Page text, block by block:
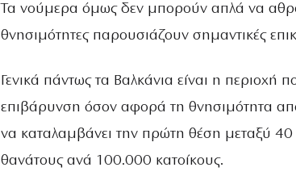
Τα νούμερα όμως δεν μπορούν απλά να
θνησιμότητες παρουσιάζουν σημαντικές
Γενικά πάντως τα Βαλκάνια είναι η περιοχή
επιβάρυνση όσον αφορά τη θνησιμότητα
να καταλαμβάνει την πρώτη θέση μεταξύ
θανάτους ανά 100.000 κατοίκους.